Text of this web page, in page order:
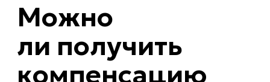
Можно
ли получить
компенсацию